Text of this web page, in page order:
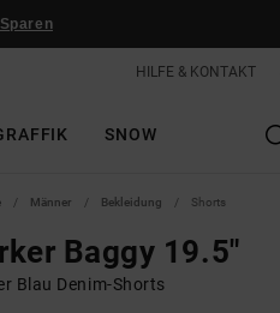
HILFE & KONTAKT
SNOW
Männer Bekleidung Shorts
Baggy 19.5"
Blau Denim-Shorts